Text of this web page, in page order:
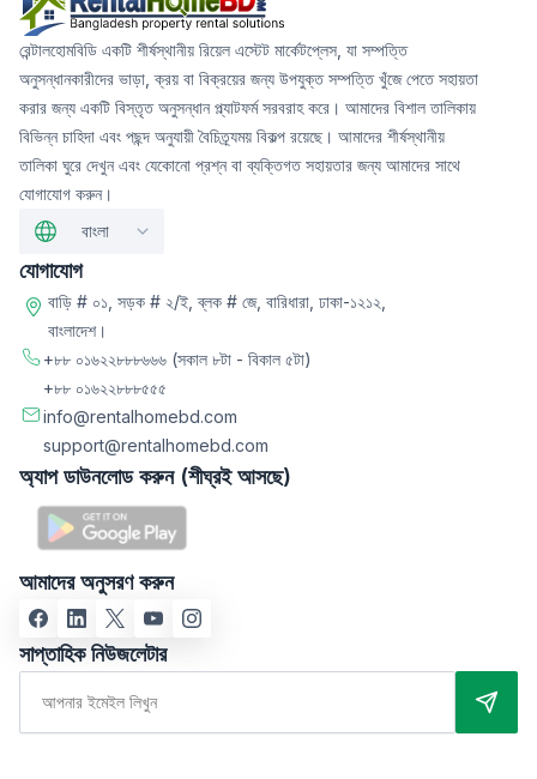
রেন্টালহোমবিডি একটি শীর্ষস্থানীয় রিয়েল এস্টেট মার্কেটপ্লেস, যা সম্পত্তি
অনুসন্ধানকারীদের ভাড়া, ক্রয় বা বিক্রয়ের জন্য উপযুক্ত সম্পত্তি খুঁজে পেতে সহায়তা
করার জন্য একটি বিস্তৃত অনুসন্ধান প্ল্যাটফর্ম সরবরাহ করে। আমাদের বিশাল তালিকায়
বিভিন্ন চাহিদা এবং পছন্দ অনুযায়ী বৈচিত্র্যময় বিকল্প রয়েছে। আমাদের শীর্ষস্থানীয়
তালিকা ঘুরে দেখুন এবং যেকোনো প্রশ্ন বা ব্যক্তিগত সহায়তার জন্য আমাদের সাথে
যোগাযোগ করুন।
বাংলা
যোগাযোগ
বাড়ি # ০১, সড়ক # ২/ই, ব্লক # জে, বারিধারা, ঢাকা-১২১২,
বাংলাদেশ।
+৮৮ ০১৬২২৮৮৮৬৬৬ (সকাল ৮টা - বিকাল ৫টা)
+৮৮ ০১৬২২৮৮৮৫৫৫
info@rentalhomebd.com
support@rentalhomebd.com
অ্যাপ ডাউনলোড করুন (শীঘ্রই আসছে)
আমাদের অনুসরণ করুন
সাপ্তাহিক নিউজলেটার